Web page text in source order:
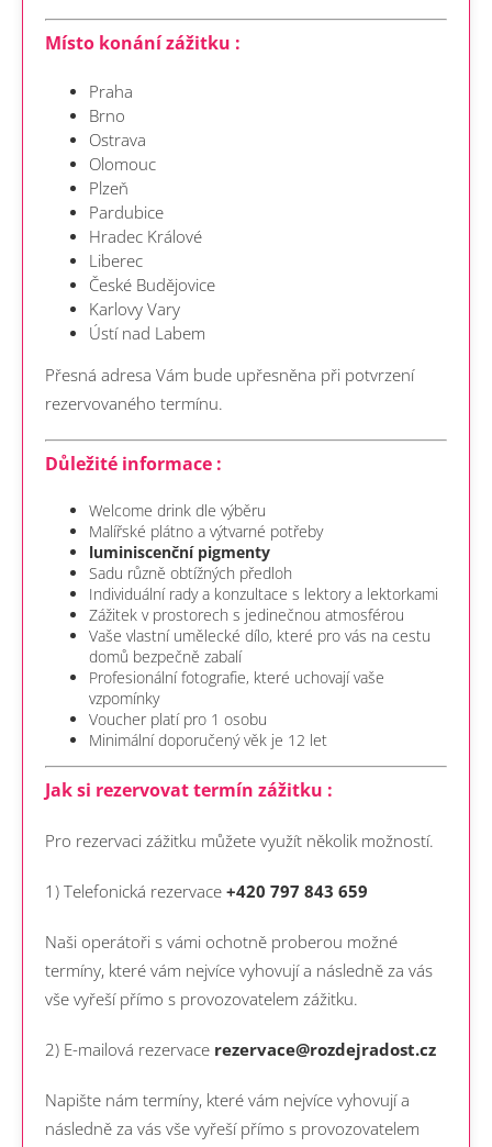
Místo konání zážitku :
Praha
Brno
Ostrava
Olomouc
Plzeň
Pardubice
Hradec Králové
Liberec
České Budějovice
Karlovy Vary
Ústí nad Labem
Přesná adresa Vám bude upřesněna při potvrzení
rezervovaného termínu.
Důležité informace :
Welcome drink dle výběru
Malířské plátno a výtvarné potřeby
luminiscenční pigmenty
Sadu různě obtížných předloh
Individuální rady a konzultace s lektory a lektorkami
Zážitek v prostorech s jedinečnou atmosférou
Vaše vlastní umělecké dílo, které pro vás na cestu
domů bezpečně zabalí
Profesionální fotografie, které uchovají vaše
vzpomínky
Voucher platí pro 1 osobu
Minimální doporučený věk je 12 let
Jak si rezervovat termín zážitku :
Pro rezervaci zážitku můžete využít několik možností.
1) Telefonická rezervace +420 797 843 659
Naši operátoři s vámi ochotně proberou možné
termíny, které vám nejvíce vyhovují a následně za vás
vše vyřeší přímo s provozovatelem zážitku.
2) E-mailová rezervace rezervace@rozdejradost.cz
Napište nám termíny, které vám nejvíce vyhovují a
následně za vás vše vyřeší přímo s provozovatelem